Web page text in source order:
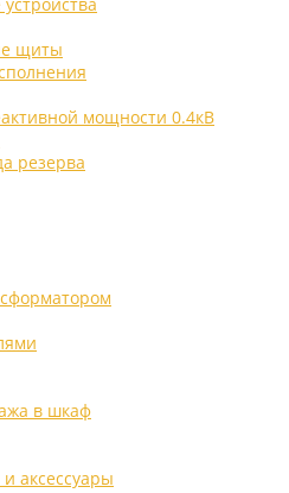
щиты
мощности 0.4кВ
резерва
в шкаф
аксессуары